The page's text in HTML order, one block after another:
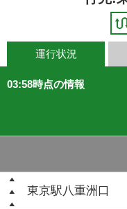
運行状況
03:58時点の情報
東京駅八重洲口